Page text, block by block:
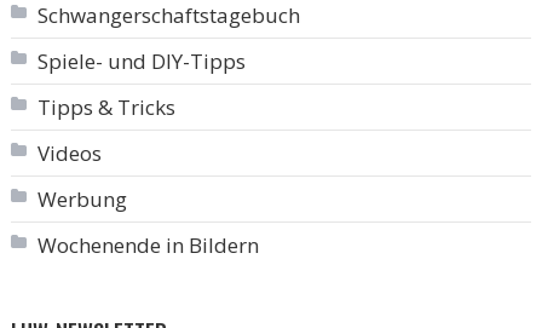
Schwangerschaftstagebuch
Spiele- und DIY-Tipps
Tipps & Tricks
Videos
Werbung
Wochenende in Bildern